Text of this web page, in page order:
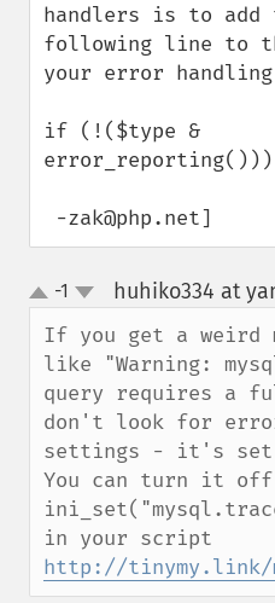
handlers is to add
following line to
your error
if (!($type &
-zak@php.net]
up
down
-1 huhiko334 at
If you get a weird
like "Warning:
query requires a
don't look for
settings - it's
You can turn it
http://tinymy.link/